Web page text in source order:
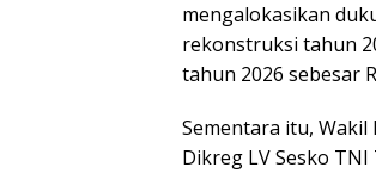
mengalokasikan
rekonstruksi tahun
tahun 2026 sebesar
Sementara itu, Wakil
Dikreg LV Sesko